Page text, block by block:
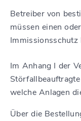
Betreiber von
müssen einen
Immissionsschutz
Im Anhang I der
welche Anlagen
Über die